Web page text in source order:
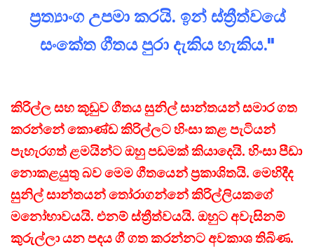
ප්‍රත්‍යාංග උපමා කරයි. ඉන් ස්ත්‍රීත්වයේ
සංකේත ගීතය පුරා දැකිය හැකිය."
කිරිල්ල සහ කූඩුව ගීතය සුනිල් සාන්තයන් සමාර ගත
කරන්නේ කොණ්ඩ කිරිල්ලට හිංසා කළ පැටියන්
පැහැරගත් ළමයින්ට ඔහු පඩමක් කියාදෙයි. හිංසා පීඩා
නොකළයුතු බව මෙම ගීතයෙන් ප්‍රකාශිතයි. මෙහිදීද
සුනිල් සාන්තයන් තෝරාගන්නේ කිරිල්ලියකගේ
මනෝභාවයයි. එනම් ස්ත්‍රීත්වයයි. ඔහුට අවැසිනම්
කුරුල්ලා යන පදය ගී ගත කරන්නට අවකාශ තිබිණ.